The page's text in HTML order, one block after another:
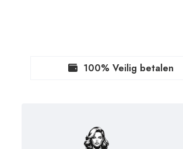
100% Veilig betalen